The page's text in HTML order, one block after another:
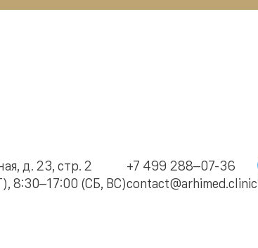
д. 23, стр. 2
8:30–17:00 (СБ, ВС)
+7 499 288–07-36
contact@arhimed.clinic